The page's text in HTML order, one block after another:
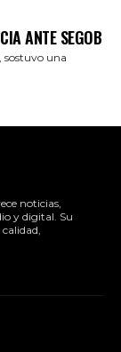
ANTE SEGOB
sostuvo una
noticias,
y digital. Su